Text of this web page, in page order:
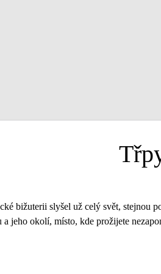
bižuterii slyšel už celý svět, stejnou
a jeho okolí, místo, kde prožijete